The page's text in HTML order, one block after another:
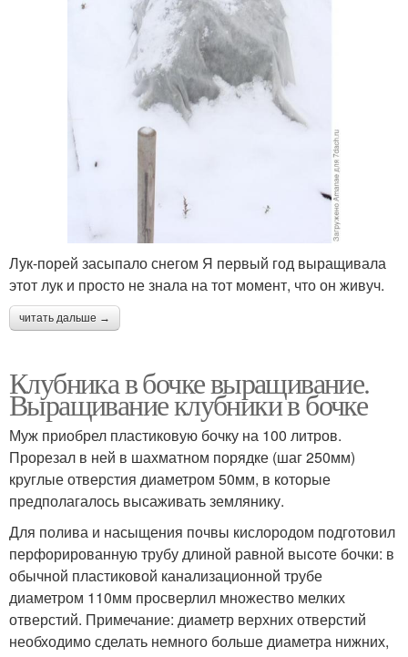
Лук-порей засыпало снегом Я первый год выращивала
этот лук и просто не знала на тот момент, что он живуч.
читать дальше →
Клубника в бочке выращивание.
Выращивание клубники в бочке
Муж приобрел пластиковую бочку на 100 литров.
Прорезал в ней в шахматном порядке (шаг 250мм)
круглые отверстия диаметром 50мм, в которые
предполагалось высаживать землянику.
Для полива и насыщения почвы кислородом подготовил
перфорированную трубу длиной равной высоте бочки: в
обычной пластиковой канализационной трубе
диаметром 110мм просверлил множество мелких
отверстий. Примечание: диаметр верхних отверстий
необходимо сделать немного больше диаметра нижних,